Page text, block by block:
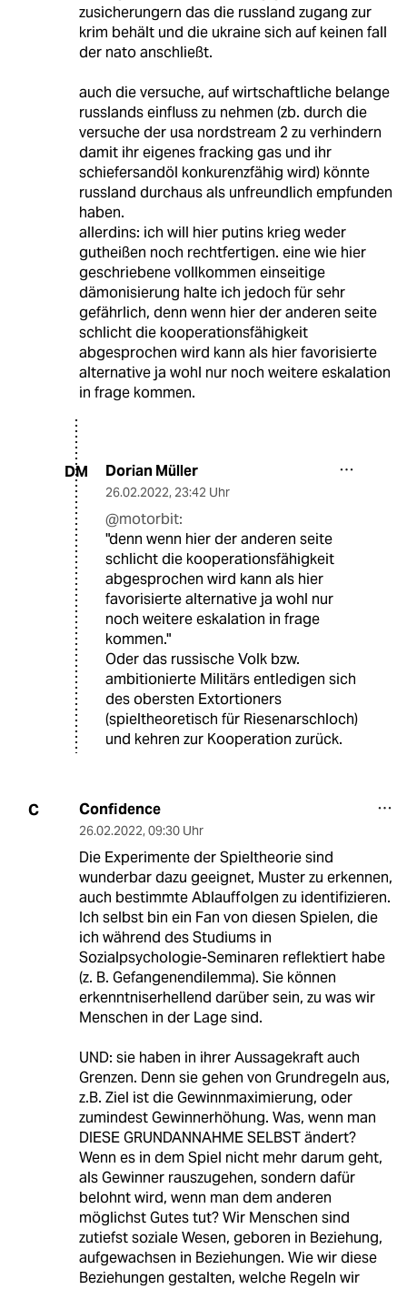
zusicherungern das die russland zugang zur
krim behält und die ukraine sich auf keinen fall
der nato anschließt.
auch die versuche, auf wirtschaftliche belange
russlands einfluss zu nehmen (zb. durch die
versuche der usa nordstream 2 zu verhindern
damit ihr eigenes fracking gas und ihr
schiefersandöl konkurenzfähig wird) könnte
russland durchaus als unfreundlich empfunden
haben.
allerdins: ich will hier putins krieg weder
gutheißen noch rechtfertigen. eine wie hier
geschriebene vollkommen einseitige
dämonisierung halte ich jedoch für sehr
gefährlich, denn wenn hier der anderen seite
schlicht die kooperationsfähigkeit
abgesprochen wird kann als hier favorisierte
alternative ja wohl nur noch weitere eskalation
in frage kommen.
DM Dorian Müller
26.02.2022, 23:42 Uhr
@motorbit:
"denn wenn hier der anderen seite
schlicht die kooperationsfähigkeit
abgesprochen wird kann als hier
favorisierte alternative ja wohl nur
noch weitere eskalation in frage
kommen."
Oder das russische Volk bzw.
ambitionierte Militärs entledigen sich
des obersten Extortioners
(spieltheoretisch für Riesenarschloch)
und kehren zur Kooperation zurück.
C Confidence
26.02.2022, 09:30 Uhr
Die Experimente der Spieltheorie sind
wunderbar dazu geeignet, Muster zu erkennen,
auch bestimmte Ablauffolgen zu identifizieren.
Ich selbst bin ein Fan von diesen Spielen, die
ich während des Studiums in
Sozialpsychologie-Seminaren reflektiert habe
(z. B. Gefangenendilemma). Sie können
erkenntniserhellend darüber sein, zu was wir
Menschen in der Lage sind.
UND: sie haben in ihrer Aussagekraft auch
Grenzen. Denn sie gehen von Grundregeln aus,
z.B. Ziel ist die Gewinnmaximierung, oder
zumindest Gewinnerhöhung. Was, wenn man
DIESE GRUNDANNAHME SELBST ändert?
Wenn es in dem Spiel nicht mehr darum geht,
als Gewinner rauszugehen, sondern dafür
belohnt wird, wenn man dem anderen
möglichst Gutes tut? Wir Menschen sind
zutiefst soziale Wesen, geboren in Beziehung,
aufgewachsen in Beziehungen. Wie wir diese
Beziehungen gestalten, welche Regeln wir